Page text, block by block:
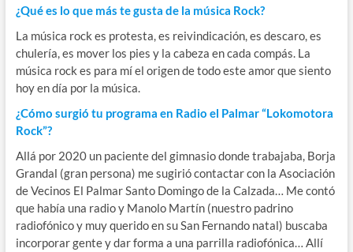
¿Qué es lo que más te gusta de la música Rock?
La música rock es protesta, es reivindicación, es descaro, es
chulería, es mover los pies y la cabeza en cada compás. La
música rock es para mí el origen de todo este amor que siento
hoy en día por la música.
¿Cómo surgió tu programa en Radio el Palmar “Lokomotora
Rock”?
Allá por 2020 un paciente del gimnasio donde trabajaba, Borja
Grandal (gran persona) me sugirió contactar con la Asociación
de Vecinos El Palmar Santo Domingo de la Calzada… Me contó
que había una radio y Manolo Martín (nuestro padrino
radiofónico y muy querido en su San Fernando natal) buscaba
incorporar gente y dar forma a una parrilla radiofónica… Allí